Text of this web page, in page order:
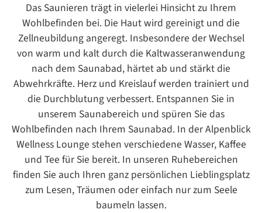
Das Saunieren trägt in vielerlei Hinsicht zu Ihrem
Wohlbefinden bei. Die Haut wird gereinigt und die
Zellneubildung angeregt. Insbesondere der Wechsel
von warm und kalt durch die Kaltwasseranwendung
nach dem Saunabad, härtet ab und stärkt die
Abwehrkräfte. Herz und Kreislauf werden trainiert und
die Durchblutung verbessert. Entspannen Sie in
unserem Saunabereich und spüren Sie das
Wohlbefinden nach Ihrem Saunabad. In der Alpenblick
Wellness Lounge stehen verschiedene Wasser, Kaffee
und Tee für Sie bereit. In unseren Ruhebereichen
finden Sie auch Ihren ganz persönlichen Lieblingsplatz
zum Lesen, Träumen oder einfach nur zum Seele
baumeln lassen.